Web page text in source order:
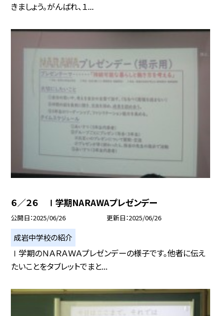
きましょう。がんばれ、１...
６／２６ Ⅰ学期NARAWAプレゼンデー
公開日 2025/06/26 更新日 2025/06/26
成岩中学校の紹介
Ⅰ学期のＮＡＲＡＷＡプレゼンデーの様子です。他者に伝え
たいことをタブレットでまと...